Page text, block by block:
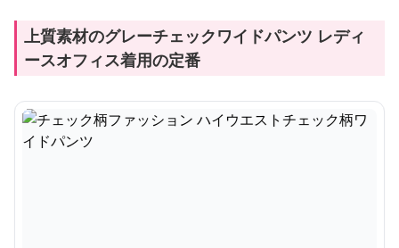
上質素材のグレーチェックワイドパンツ レディ
ースオフィス着用の定番